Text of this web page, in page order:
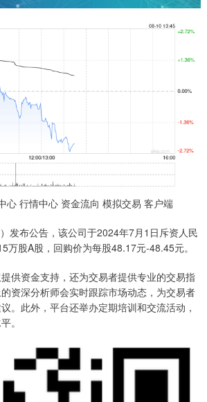
心 行情中心 资金流向 模拟交易 客户端
布公告，该公司于2024年7月1日斥资人民
万股A股，回购价为每股48.17元-48.45元。
供资金支持，还为交易者提供专业的交易指
资深分析师会实时跟踪市场动态，为交易者
。此外，平台还举办定期培训和交流活动，
。